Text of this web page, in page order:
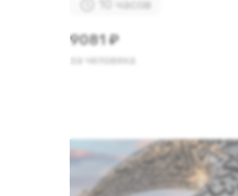
10 часов
9081 ₽
за человека